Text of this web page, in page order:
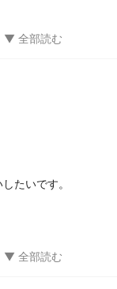
たいです。